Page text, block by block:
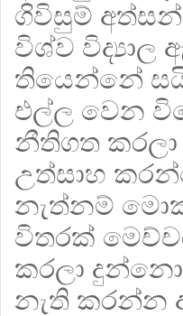
ගිවිසුම්
විශ්ව
තියෙන්නේ
එල්ල වෙන
නීතිගත
උත්සාහ
නැත්නම්
විතරක්
කරලා
නැති කරන්න